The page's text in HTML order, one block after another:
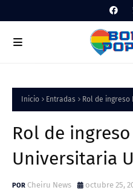
Inicio Entradas Rol de ingreso
Rol de
Universitaria
Cheiru News octubre 25,